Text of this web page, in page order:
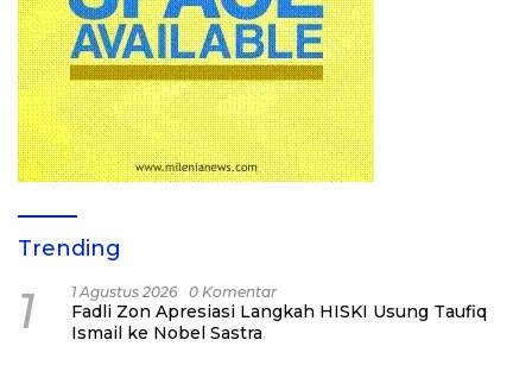
Trending
1 1 Agustus 2026 0 Komentar
Fadli Zon Apresiasi Langkah HISKI Usung Taufiq
Ismail ke Nobel Sastra